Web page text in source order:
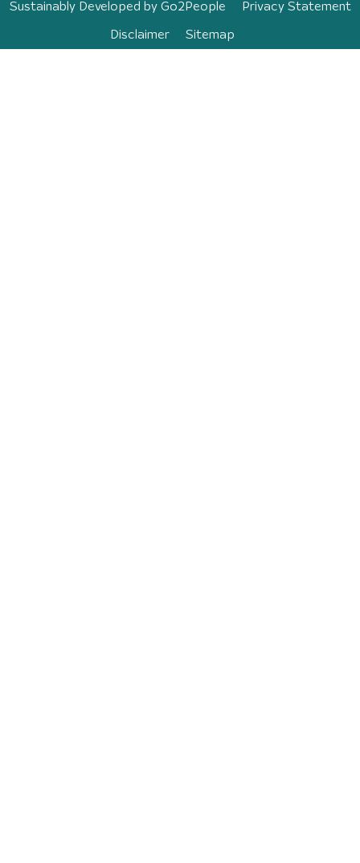
Sustainably Developed by Go2People Privacy Statement
Disclaimer Sitemap